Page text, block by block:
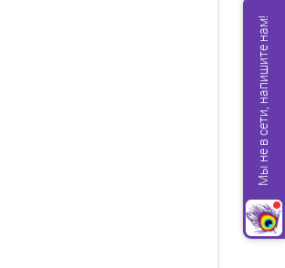
Мы не в сети, напишите нам!